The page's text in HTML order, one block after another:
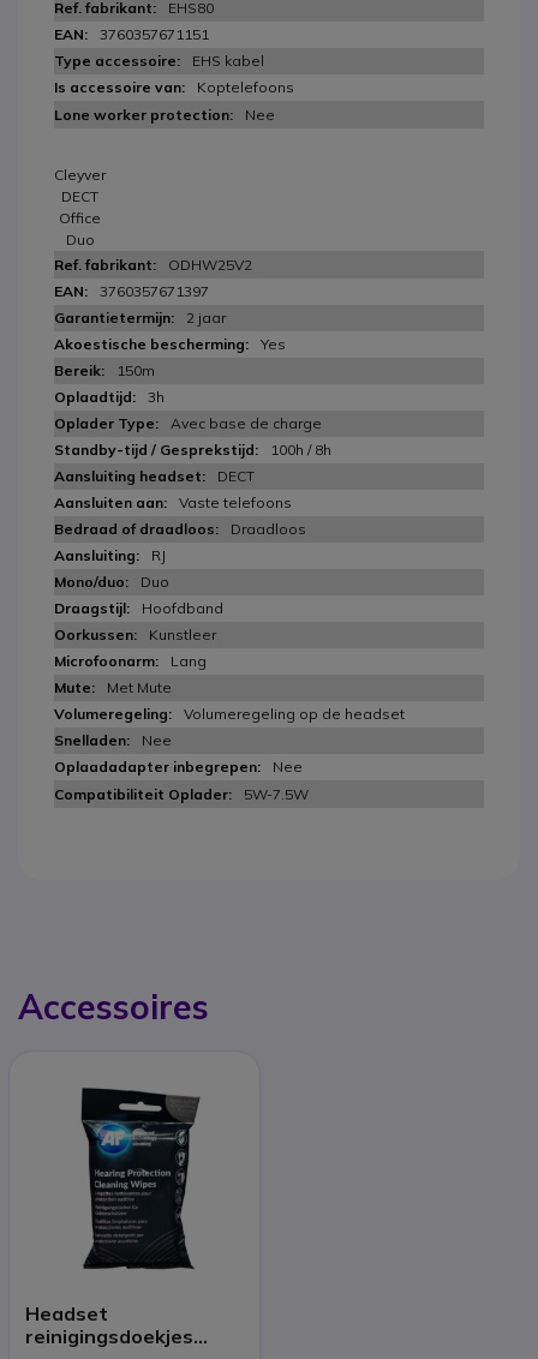
EHS80
3760357671151
EHS kabel
Koptelefoons
Nee
Cleyver
DECT
Office
Duo
ODHW25V2
3760357671397
2 jaar
Yes
150m
3h
Avec base de charge
100h / 8h
DECT
Vaste telefoons
Draadloos
RJ
Duo
Hoofdband
Kunstleer
Lang
Met Mute
Volumeregeling op de headset
Nee
Nee
5W-7.5W
Accessoires
Headset
reinigingsdoekjes